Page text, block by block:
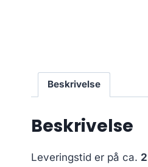
Beskrivelse
Beskrivelse
Leveringstid er på ca. 2